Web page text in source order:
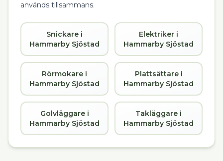
används tillsammans.
Snickare i
Hammarby Sjöstad
Elektriker i
Hammarby Sjöstad
Rörmokare i
Hammarby Sjöstad
Plattsättare i
Hammarby Sjöstad
Golvläggare i
Hammarby Sjöstad
Takläggare i
Hammarby Sjöstad